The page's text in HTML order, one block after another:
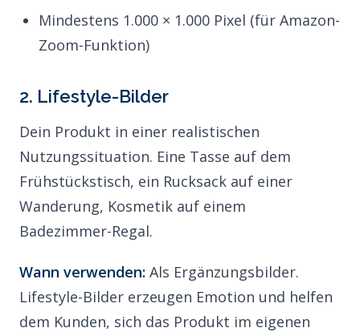
Mindestens 1.000 × 1.000 Pixel (für Amazon-
Zoom-Funktion)
2. Lifestyle-Bilder
Dein Produkt in einer realistischen
Nutzungssituation. Eine Tasse auf dem
Frühstückstisch, ein Rucksack auf einer
Wanderung, Kosmetik auf einem
Badezimmer-Regal.
Wann verwenden: Als Ergänzungsbilder.
Lifestyle-Bilder erzeugen Emotion und helfen
dem Kunden, sich das Produkt im eigenen